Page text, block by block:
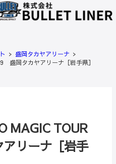
盛岡タカヤアリーナ
岡タカヤアリーナ［岩手県］
MAGIC TOUR
リーナ［岩手